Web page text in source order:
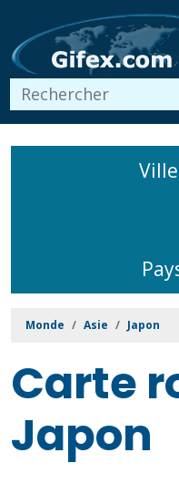
Monde Asie Japon
Carte
Japon